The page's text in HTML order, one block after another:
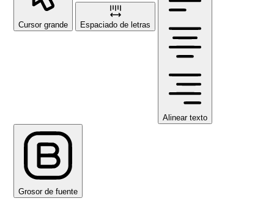
Cursor grande Espaciado de letras
Alinear texto
Grosor de fuente